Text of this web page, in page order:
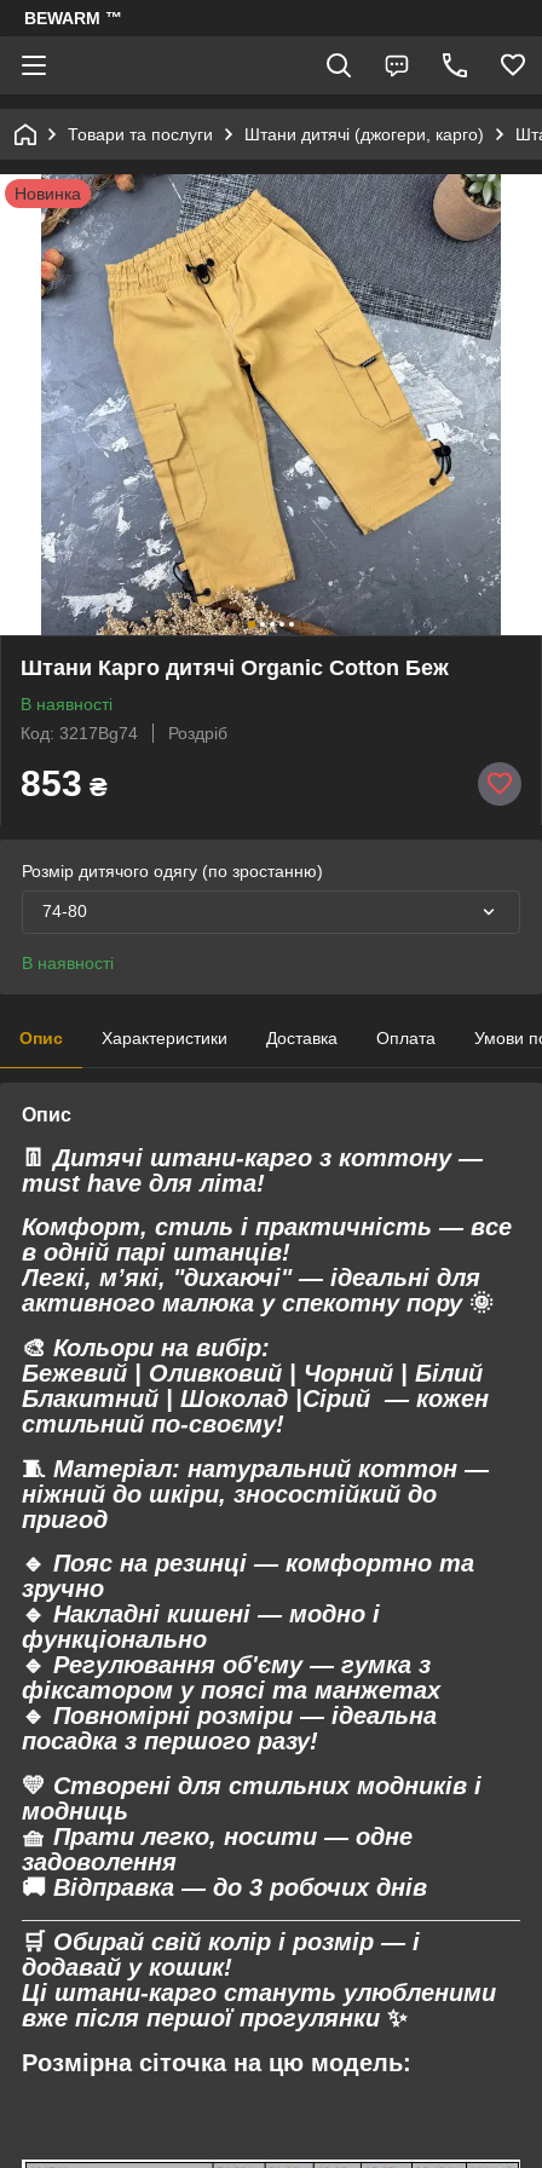
BEWARM ™
Товари та послуги Штани дитячі (джогери, карго)
Новинка
Штани Карго дитячі Organic Cotton Беж
В наявності
Код: 3217Bg74
Роздріб
853 ₴
Розмір дитячого одягу (по зростанню)
74-80
В наявності
Опис Характеристики Доставка Оплата Умови
Опис
👖 Дитячі штани-карго з коттону —
must have для літа!
Комфорт, стиль і практичність — все
в одній парі штанців!
Легкі, м’які, "дихаючі" — ідеальні для
активного малюка у спекотну пору 🌞
🎨 Кольори на вибір:
Бежевий | Оливковий | Чорний | Білий
Блакитний | Шоколад |Сірий — кожен
стильний по-своєму!
🧵 Матеріал: натуральний коттон —
ніжний до шкіри, зносостійкий до
пригод
🔹 Пояс на резинці — комфортно та
зручно
🔹 Накладні кишені — модно і
функціонально
🔹 Регулювання об'єму — гумка з
фіксатором у поясі та манжетах
🔹 Повномірні розміри — ідеальна
посадка з першого разу!
💛 Створені для стильних модників і
модниць
🧺 Прати легко, носити — одне
задоволення
🚚 Відправка — до 3 робочих днів
🛒 Обирай свій колір і розмір — і
додавай у кошик!
Ці штани-карго стануть улюбленими
вже після першої прогулянки ✨
Розмірна сіточка на цю модель: